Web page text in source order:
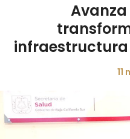
Avanza
11